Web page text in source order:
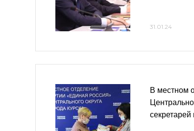
31.01.24
В местном